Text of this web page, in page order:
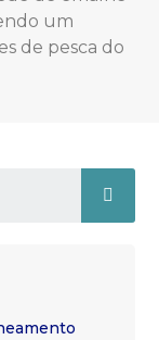
um
de pesca do